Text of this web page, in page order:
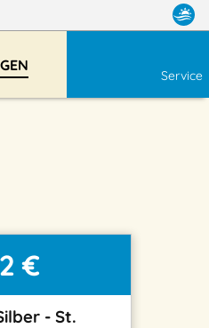
Service
€
- St.